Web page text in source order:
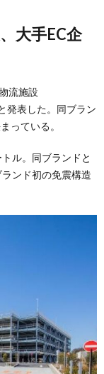
流施設
発表した。同ブラン
っている。
ル。同ブランドと
ンド初の免震構造